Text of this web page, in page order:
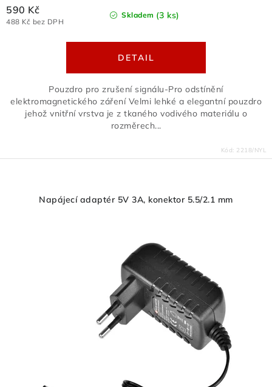
Skladem (3 ks)
488 Kč bez DPH
590 Kč
Pouzdro pro zrušení signálu-Pro odstínění
elektromagnetického záření Velmi lehké a elegantní pouzdro
jehož vnitřní vrstva je z tkaného vodivého materiálu o
rozměrech...
Kód: 2218/NYL
Napájecí adaptér 5V 3A, konektor 5.5/2.1 mm